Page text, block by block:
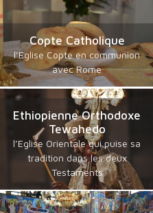
Copte Catholique
l’Eglise Copte en communion
avec Rome
Ethiopienne Orthodoxe
Tewahedo
l’Eglise Orientale qui puise sa
tradition dans les deux
Testaments